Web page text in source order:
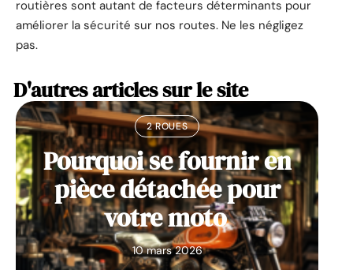
routières sont autant de facteurs déterminants pour
améliorer la sécurité sur nos routes. Ne les négligez
pas.
D'autres articles sur le site
2 ROUES
Pourquoi se fournir en
pièce détachée pour
votre moto
10 mars 2026